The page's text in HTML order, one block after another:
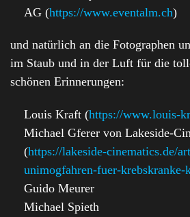
AG (https://www.eventalm.ch)
und natürlich an die Fotographen
im Staub und in der Luft für die
schönen Erinnerungen:
Louis Kraft (https://www.louis-
Michael Gferer von Lakeside-
(https://lakeside-cinematics.de/
unimogfahren-fuer-krebskranke-
Guido Meurer
Michael Spieth